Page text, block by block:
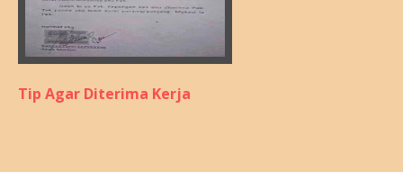
Tip Agar Diterima Kerja